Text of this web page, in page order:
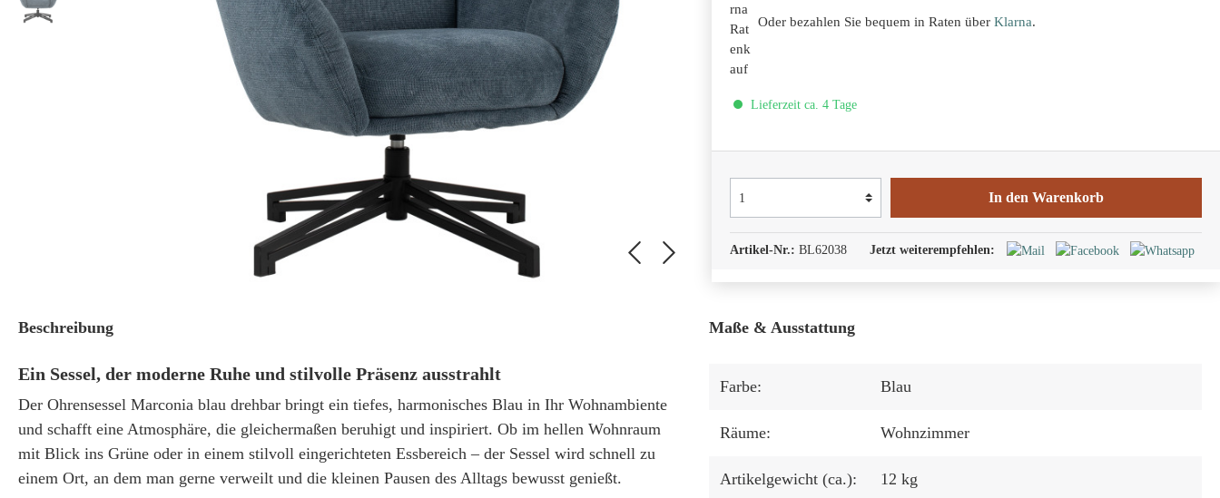
Oder bezahlen Sie bequem in Raten über Klarna.
Lieferzeit ca. 4 Tage
In den Warenkorb
Artikel-Nr.: BL62038 Jetzt weiterempfehlen:
Beschreibung
Ein Sessel, der moderne Ruhe und stilvolle Präsenz ausstrahlt
Der Ohrensessel Marconia blau drehbar bringt ein tiefes, harmonisches Blau in Ihr Wohnambiente
und schafft eine Atmosphäre, die gleichermaßen beruhigt und inspiriert. Ob im hellen Wohnraum
mit Blick ins Grüne oder in einem stilvoll eingerichteten Essbereich – der Sessel wird schnell zu
einem Ort, an dem man gerne verweilt und die kleinen Pausen des Alltags bewusst genießt.
Maße & Ausstattung
Farbe: Blau
Räume: Wohnzimmer
Artikelgewicht (ca.): 12 kg